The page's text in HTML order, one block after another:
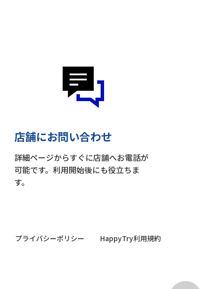
店舗にお問い合わせ
詳細ページからすぐに店舗へお電話が
可能です。利用開始後にも役立ちま
す。
プライバシーポリシー HappyTry利用規約